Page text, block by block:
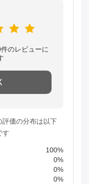
のレビューに
評価の分布は以下
す
100%
0%
0%
0%